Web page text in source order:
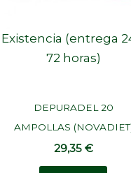
Existencia (entrega
72 horas)
DEPURADEL 20
AMPOLLAS
29,35 €